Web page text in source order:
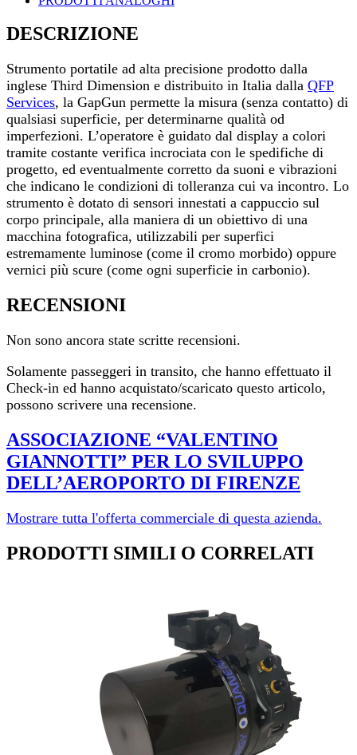
DESCRIZIONE
Strumento portatile ad alta precisione prodotto dalla
inglese Third Dimension e distribuito in Italia dalla QFP
Services, la GapGun permette la misura (senza contatto) di
qualsiasi superficie, per determinarne qualità od
imperfezioni. L’operatore è guidato dal display a colori
tramite costante verifica incrociata con le spedifiche di
progetto, ed eventualmente corretto da suoni e vibrazioni
che indicano le condizioni di tolleranza cui va incontro. Lo
strumento è dotato di sensori innestati a cappuccio sul
corpo principale, alla maniera di un obiettivo di una
macchina fotografica, utilizzabili per superfici
estremamente luminose (come il cromo morbido) oppure
vernici più scure (come ogni superficie in carbonio).
RECENSIONI
Non sono ancora state scritte recensioni.
Solamente passeggeri in transito, che hanno effettuato il
Check-in ed hanno acquistato/scaricato questo articolo,
possono scrivere una recensione.
ASSOCIAZIONE “VALENTINO
GIANNOTTI” PER LO SVILUPPO
DELL’AEROPORTO DI FI­RENZE
Mostrare tutta l'offerta commerciale di questa azienda.
PRODOTTI SIMILI O CORRELATI